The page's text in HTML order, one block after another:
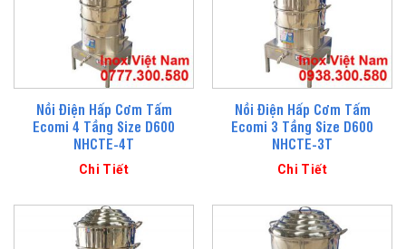
Nồi Điện Hấp Cơm Tấm
Ecomi 4 Tầng Size D600
NHCTE-4T
Chi Tiết
Nồi Điện Hấp Cơm Tấm
Ecomi 3 Tầng Size D600
NHCTE-3T
Chi Tiết